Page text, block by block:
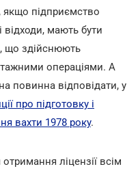
підприємство
відходи, мають бути
що здійснюють
операціями. А
повинна відповідати, у
про підготовку і
вахти 1978 року.
ліцензії всім